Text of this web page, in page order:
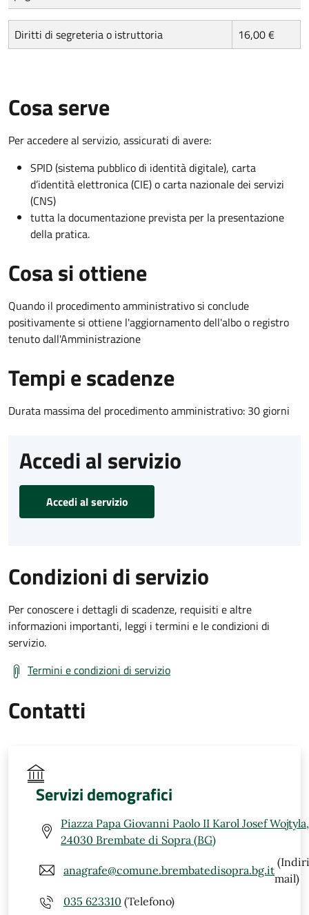
Diritti di segreteria o istruttoria 16,00 €
Cosa serve
Per accedere al servizio, assicurati di avere:
SPID (sistema pubblico di identità digitale), carta
d’identità elettronica (CIE) o carta nazionale dei servizi
(CNS)
tutta la documentazione prevista per la presentazione
della pratica.
Cosa si ottiene
Quando il procedimento amministrativo si conclude
positivamente si ottiene l'aggiornamento dell'albo o registro
tenuto dall'Amministrazione
Tempi e scadenze
Durata massima del procedimento amministrativo: 30 giorni
Accedi al servizio
Accedi al servizio
Condizioni di servizio
Per conoscere i dettagli di scadenze, requisiti e altre
informazioni importanti, leggi i termini e le condizioni di
servizio.
Termini e condizioni di servizio
Contatti
Servizi demografici
Piazza Papa Giovanni Paolo II Karol Josef
24030 Brembate di Sopra (BG)
anagrafe@comune.brembatedisopra.bg.it
mail)
035 623310 (Telefono)